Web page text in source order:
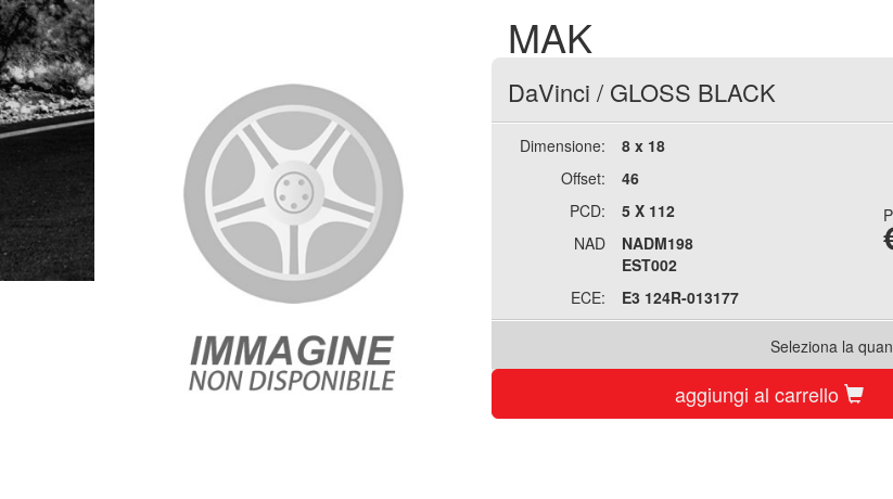
MAK
DaVinci / GLOSS BLACK
Dimensione:
8 x 18
Offset:
46
PCD:
5 X 112
NAD
NADM198
EST002
ECE:
E3 124R-013177
Seleziona la
aggiungi al carrello